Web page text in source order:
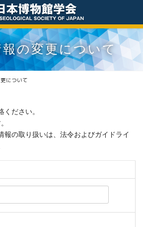
の変更について
について
ください。
報の取り扱いは、法令およびガイドライ